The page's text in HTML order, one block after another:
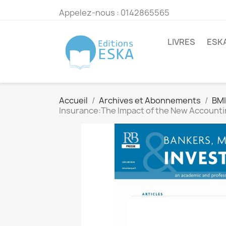
Appelez-nous : 0142865565
LIVRES
Accueil Archives et Abonnements
Insurance:The Impact of the New